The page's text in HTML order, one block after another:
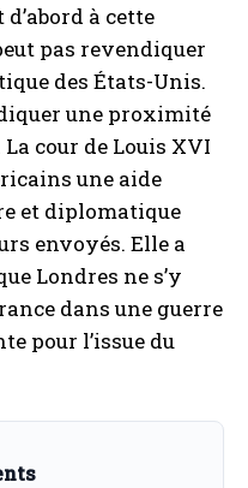
à cette
pas revendiquer
des États-Unis.
une proximité
cour de Louis XVI
une aide
et diplomatique
envoyés. Elle a
Londres ne s’y
dans une guerre
pour l’issue du